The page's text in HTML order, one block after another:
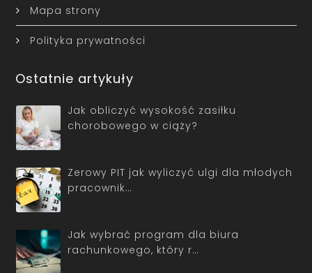
Mapa strony
Polityka prywatności
Ostatnie artykuły
Jak obliczyć wysokość zasiłku
chorobowego w ciąży?
Zerowy PIT jak wyliczyć ulgi dla młodych
pracownik…
Jak wybrać program dla biura
rachunkowego, który r…